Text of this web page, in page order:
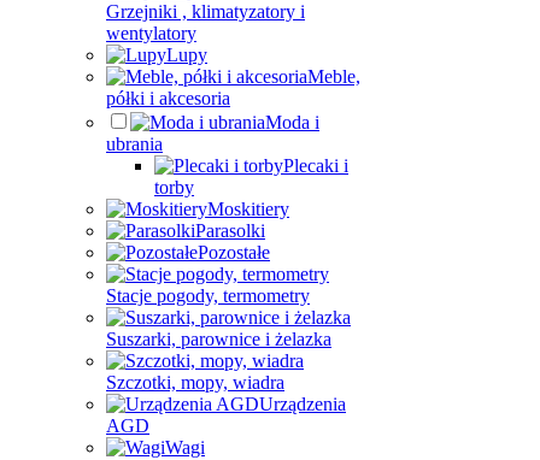
Grzejniki , klimatyzatory i
wentylatory
Lupy
Meble,
półki i akcesoria
Moda i
ubrania
Plecaki i
torby
Moskitiery
Parasolki
Pozostałe
Stacje pogody, termometry
Suszarki, parownice i żelazka
Szczotki, mopy, wiadra
Urządzenia
AGD
Wagi